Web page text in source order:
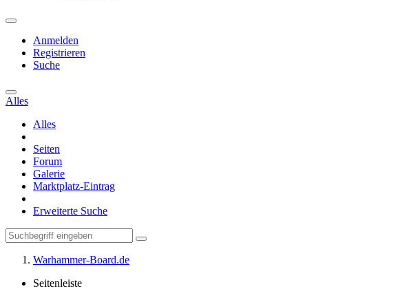
Anmelden
Registrieren
Suche
Alles
Alles
Seiten
Forum
Galerie
Marktplatz-Eintrag
Erweiterte Suche
Warhammer-Board.de
Seitenleiste